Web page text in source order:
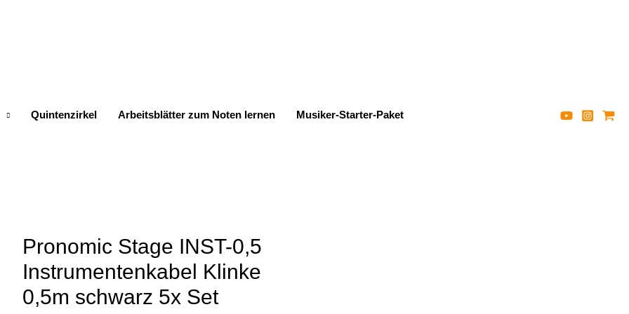
Quintenzirkel Arbeitsblätter zum Noten lernen Musiker-Starter-Paket
Pronomic Stage INST-0,5
Instrumentenkabel Klinke
0,5m schwarz 5x Set